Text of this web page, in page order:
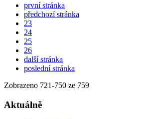
první stránka
předchozí stránka
23
24
25
26
další stránka
poslední stránka
Zobrazeno 721-750 ze 759
Aktuálně